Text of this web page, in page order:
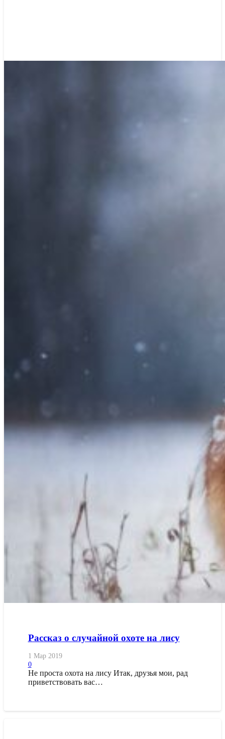
Рассказ о случайной охоте на лису
1 Мар 2019
0
Не проста охота на лису Итак, друзья мои, рад
приветствовать вас…